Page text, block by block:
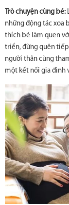
Trò chuyện cùng bé:
những động tác xoa
thích bé làm quen
triển, đừng quên
người thân cùng
một kết nối gia đình